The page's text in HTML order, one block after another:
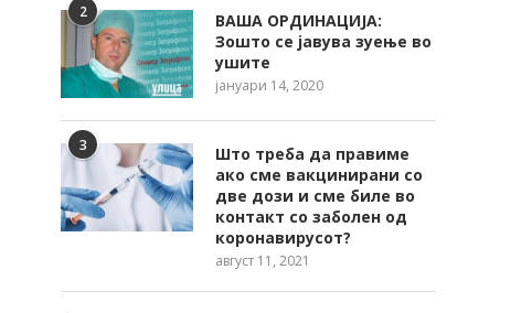
2
ВАША ОРДИНАЦИЈА:
Зошто се јавува зуење во
ушите
јануари 14, 2020
3
Што треба да правиме
ако сме вакцинирани со
две дози и сме биле во
контакт со заболен од
коронавирусот?
август 11, 2021